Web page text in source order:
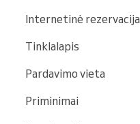
Internetinė rezervacija
Tinklalapis
Pardavimo vieta
Priminimai